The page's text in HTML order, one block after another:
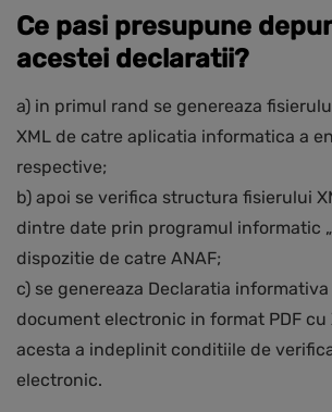
Ce pasi presupune
acestei declaratii?
a) in primul rand se genereaza
XML de catre aplicatia informatica a
respective;
b) apoi se verifica structura fisierului
dintre date prin programul informatic
dispozitie de catre ANAF;
c) se genereaza Declaratia
document electronic in format PDF cu
acesta a indeplinit conditiile de
electronic.